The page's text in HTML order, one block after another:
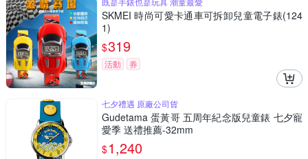
SKMEI 時尚可愛卡通車可拆卸兒童電子錶(124
1)
$319
活動 券
七夕禮遇 原廠公司貨
Gudetama 蛋黃哥 五周年紀念版兒童錶 七夕寵
愛季 送禮推薦-32mm
$1,240